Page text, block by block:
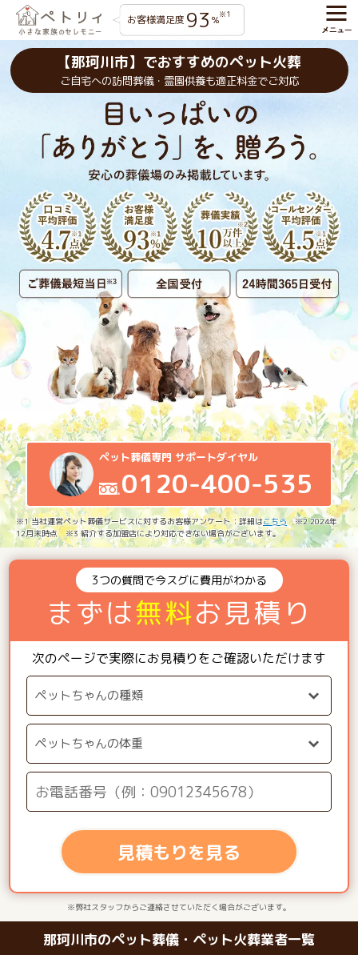
お客様満足度 93 %※1
【那珂川市】でおすすめのペット火葬
ご自宅への訪問葬儀・霊園供養も適正料金でご対応
ペット葬儀専門 サポートダイヤル
0120-400-535
※1 当社運営ペット葬儀サービスに対するお客様アンケート：詳細はこちら ※2 2024年
12月末時点 ※3 紹介する加盟店により対応できない場合がございます。
3つの質問で今スグに費用がわかる
まずは無料お見積り
次のページで実際にお見積りをご確認いただけます
見積もりを見る
※弊社スタッフからご連絡させていただく場合がございます。
那珂川市のペット葬儀・ペット火葬業者一覧